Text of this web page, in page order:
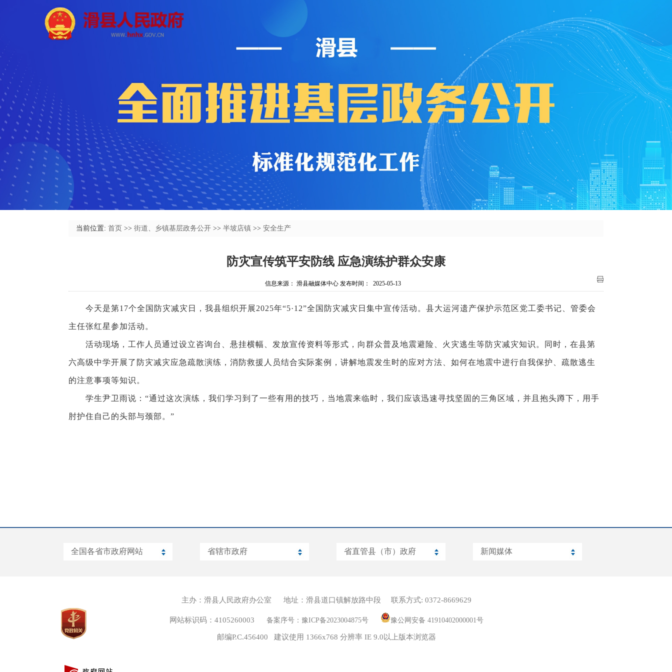
当前位置: 首页 >> 街道、乡镇基层政务公开 >> 半坡店镇 >> 安全生产
防灾宣传筑平安防线 应急演练护群众安康
信息来源： 滑县融媒体中心 发布时间： 2025-05-13
今天是第17个全国防灾减灾日，我县组织开展2025年“5·12”全国防灾减灾日集中宣传活动。县大运河遗产保护示范区党工委书记、管委会
主任张红星参加活动。
活动现场，工作人员通过设立咨询台、悬挂横幅、发放宣传资料等形式，向群众普及地震避险、火灾逃生等防灾减灾知识。同时，在县第
六高级中学开展了防灾减灾应急疏散演练，消防救援人员结合实际案例，讲解地震发生时的应对方法、如何在地震中进行自我保护、疏散逃生
的注意事项等知识。
学生尹卫雨说：“通过这次演练，我们学习到了一些有用的技巧，当地震来临时，我们应该迅速寻找坚固的三角区域，并且抱头蹲下，用手
肘护住自己的头部与颈部。”
主办：滑县人民政府办公室 地址：滑县道口镇解放路中段 联系方式: 0372-8669629
网站标识码：4105260003 备案序号：豫ICP备2023004875号 豫公网安备 41910402000001号
邮编P.C.456400 建议使用 1366x768 分辨率 IE 9.0以上版本浏览器